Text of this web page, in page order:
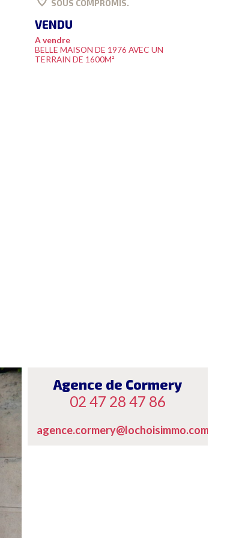
SOUS COMPROMIS.
VENDU
A vendre
BELLE MAISON DE 1976 AVEC UN
TERRAIN DE 1600M²
Agence de Cormery
02 47 28 47 86
agence.cormery@lochoisimmo.com